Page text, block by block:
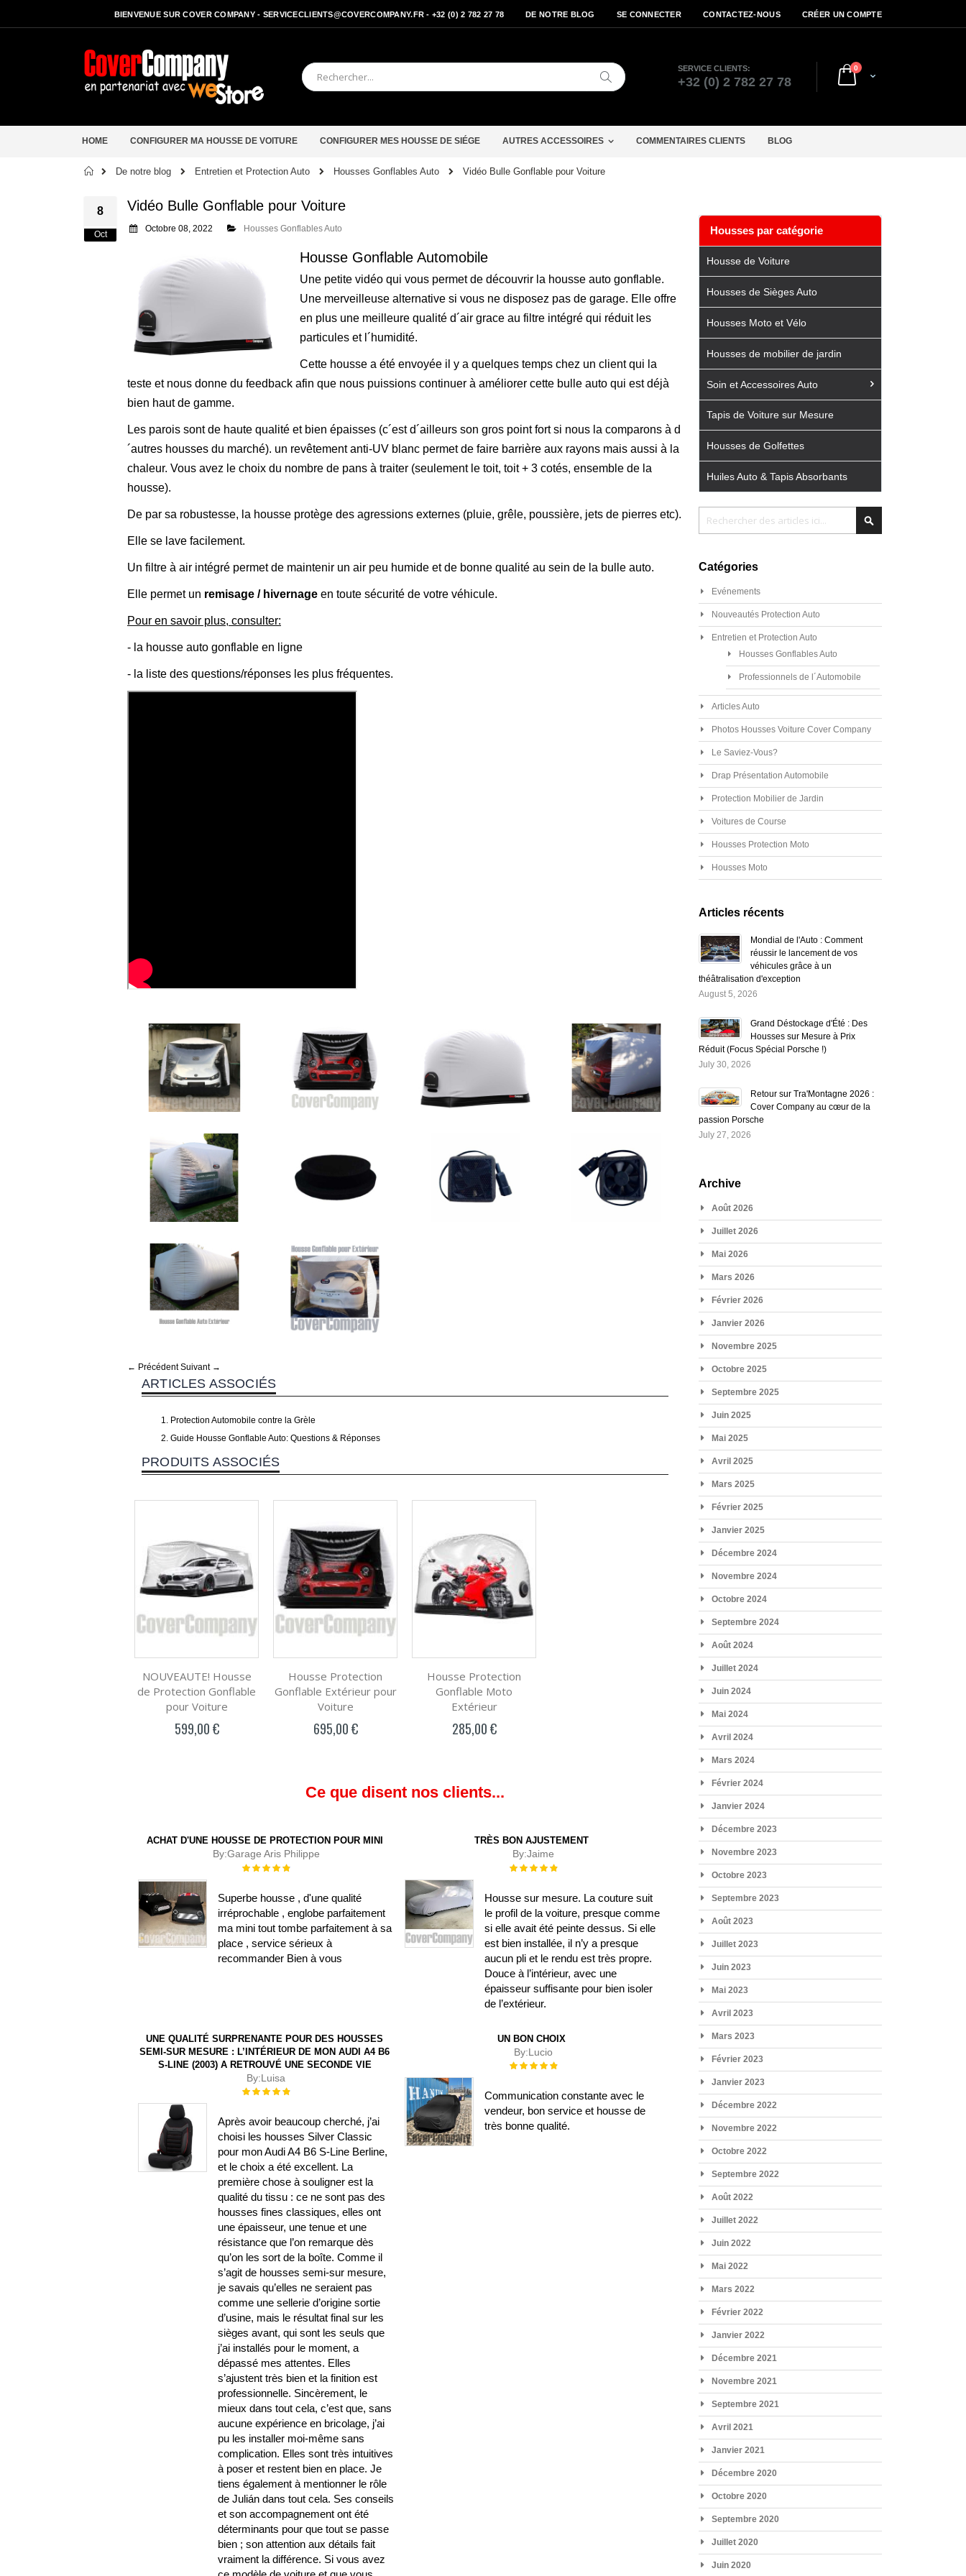
BIENVENUE SUR COVER COMPANY - SERVICECLIENTS@COVERCOMPANY.FR - +32 (0) 2 782 27 78 DE NOTRE BLOG SE CONNECTER CONTACTEZ-NOUS CRÉER UN COMPTE
Cart
0articles
Chercher
SERVICE CLIENTS:
+32 (0) 2 782 27 78
HOME CONFIGURER MA HOUSSE DE VOITURE CONFIGURER MES HOUSSE DE SIÉGE AUTRES ACCESSOIRES COMMENTAIRES CLIENTS BLOG
Accueil
De notre blog Entretien et Protection Auto Housses Gonflables Auto Vidéo Bulle Gonflable pour Voiture
8
Oct
Vidéo Bulle Gonflable pour Voiture
Octobre 08, 2022 Housses Gonflables Auto
Housse Gonflable Automobile
Une petite vidéo qui vous permet de découvrir la housse auto gonflable.
Une merveilleuse alternative si vous ne disposez pas de garage. Elle offre
en plus une meilleure qualité d´air grace au filtre intégré qui réduit les
particules et l´humidité.
Cette housse a été envoyée il y a quelques temps chez un client qui la
teste et nous donne du feedback afin que nous puissions continuer à améliorer cette bulle auto qui est déjà
bien haut de gamme.
Les parois sont de haute qualité et bien épaisses (c´est d´ailleurs son gros point fort si nous la comparons à d
´autres housses du marché). un revêtement anti-UV blanc permet de faire barrière aux rayons mais aussi à la
chaleur. Vous avez le choix du nombre de pans à traiter (seulement le toit, toit + 3 cotés, ensemble de la
housse).
De par sa robustesse, la housse protège des agressions externes (pluie, grêle, poussière, jets de pierres etc).
Elle se lave facilement.
Un filtre à air intégré permet de maintenir un air peu humide et de bonne qualité au sein de la bulle auto.
Elle permet un remisage / hivernage en toute sécurité de votre véhicule.
Pour en savoir plus, consulter:
- la housse auto gonflable en ligne
- la liste des questions/réponses les plus fréquentes.
← Précédent Suivant →
ARTICLES ASSOCIÉS
Protection Automobile contre la Grèle
Guide Housse Gonflable Auto: Questions & Réponses
PRODUITS ASSOCIÉS
NOUVEAUTE! Housse
de Protection Gonflable
pour Voiture
599,00 €
Housse Protection
Gonflable Extérieur pour
Voiture
695,00 €
Housse Protection
Gonflable Moto
Extérieur
285,00 €
Ce que disent nos clients...
ACHAT D'UNE HOUSSE DE PROTECTION POUR MINI
By:Garage Aris Philippe
Évaluation :
Superbe housse , d'une qualité
irréprochable , englobe parfaitement
ma mini tout tombe parfaitement à sa
place , service sérieux à
recommander Bien à vous
TRÈS BON AJUSTEMENT
By:Jaime
Évaluation :
Housse sur mesure. La couture suit
le profil de la voiture, presque comme
si elle avait été peinte dessus. Si elle
est bien installée, il n’y a presque
aucun pli et le rendu est très propre.
Douce à l’intérieur, avec une
épaisseur suffisante pour bien isoler
de l’extérieur.
UNE QUALITÉ SURPRENANTE POUR DES HOUSSES
SEMI-SUR MESURE : L’INTÉRIEUR DE MON AUDI A4 B6
S-LINE (2003) A RETROUVÉ UNE SECONDE VIE
By:Luisa
Évaluation :
Après avoir beaucoup cherché, j’ai
choisi les housses Silver Classic
pour mon Audi A4 B6 S-Line Berline,
et le choix a été excellent. La
première chose à souligner est la
qualité du tissu : ce ne sont pas des
housses fines classiques, elles ont
une épaisseur, une tenue et une
résistance que l’on remarque dès
qu’on les sort de la boîte. Comme il
s’agit de housses semi-sur mesure,
je savais qu’elles ne seraient pas
comme une sellerie d’origine sortie
d’usine, mais le résultat final sur les
sièges avant, qui sont les seuls que
j’ai installés pour le moment, a
dépassé mes attentes. Elles
s’ajustent très bien et la finition est
professionnelle. Sincèrement, le
mieux dans tout cela, c’est que, sans
aucune expérience en bricolage, j’ai
pu les installer moi-même sans
complication. Elles sont très intuitives
à poser et restent bien en place. Je
tiens également à mentionner le rôle
de Julián dans tout cela. Ses conseils
et son accompagnement ont été
déterminants pour que tout se passe
bien ; son attention aux détails fait
vraiment la différence. Si vous avez
UN BON CHOIX
By:Lucio
Évaluation :
Communication constante avec le
vendeur, bon service et housse de
très bonne qualité.
Housses par catégorie
Housse de Voiture
Housses de Sièges Auto
Housses Moto et Vélo
Housses de mobilier de jardin
Soin et Accessoires Auto
Tapis de Voiture sur Mesure
Housses de Golfettes
Huiles Auto & Tapis Absorbants
Catégories
Evénements
Nouveautés Protection Auto
Entretien et Protection Auto
Housses Gonflables Auto
Professionnels de l´Automobile
Articles Auto
Photos Housses Voiture Cover Company
Le Saviez-Vous?
Drap Présentation Automobile
Protection Mobilier de Jardin
Voitures de Course
Housses Protection Moto
Housses Moto
Articles récents
Mondial de l'Auto : Comment
réussir le lancement de vos
véhicules grâce à un
théâtralisation d'exception
August 5, 2026
Grand Déstockage d'Été : Des
Housses sur Mesure à Prix
Réduit (Focus Spécial Porsche !)
July 30, 2026
Retour sur Tra'Montagne 2026 :
Cover Company au cœur de la
passion Porsche
July 27, 2026
Archive
Août 2026
Juillet 2026
Mai 2026
Mars 2026
Février 2026
Janvier 2026
Novembre 2025
Octobre 2025
Septembre 2025
Juin 2025
Mai 2025
Avril 2025
Mars 2025
Février 2025
Janvier 2025
Décembre 2024
Novembre 2024
Octobre 2024
Septembre 2024
Août 2024
Juillet 2024
Juin 2024
Mai 2024
Avril 2024
Mars 2024
Février 2024
Janvier 2024
Décembre 2023
Novembre 2023
Octobre 2023
Septembre 2023
Août 2023
Juillet 2023
Juin 2023
Mai 2023
Avril 2023
Mars 2023
Février 2023
Janvier 2023
Décembre 2022
Novembre 2022
Octobre 2022
Septembre 2022
Août 2022
Juillet 2022
Juin 2022
Mai 2022
Mars 2022
Février 2022
Janvier 2022
Décembre 2021
Novembre 2021
Septembre 2021
Avril 2021
Janvier 2021
Décembre 2020
Octobre 2020
Septembre 2020
Juillet 2020
Juin 2020